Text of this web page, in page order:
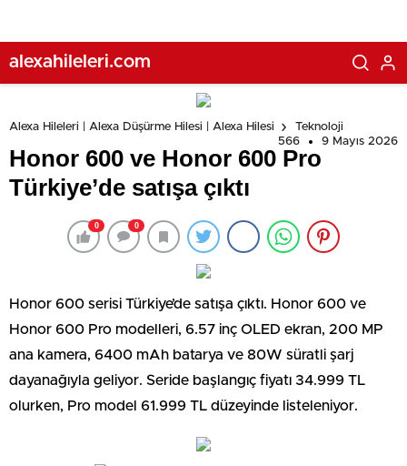
alexahileleri.com
Alexa Hileleri | Alexa Düşürme Hilesi | Alexa Hilesi
Teknoloji
566
9 Mayıs 2026
Honor 600 ve Honor 600 Pro
Türkiye’de satışa çıktı
0 0
Honor 600 serisi Türkiye’de satışa çıktı. Honor 600 ve
Honor 600 Pro modelleri, 6.57 inç OLED ekran, 200 MP
ana kamera, 6400 mAh batarya ve 80W süratli şarj
dayanağıyla geliyor. Seride başlangıç fiyatı 34.999 TL
olurken, Pro model 61.999 TL düzeyinde listeleniyor.